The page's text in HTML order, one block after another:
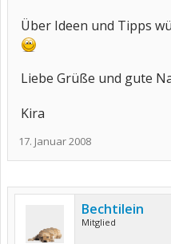
Über Ideen und Tipps
Liebe Grüße und gute
Kira
17. Januar 2008
Bechtilein
Mitglied